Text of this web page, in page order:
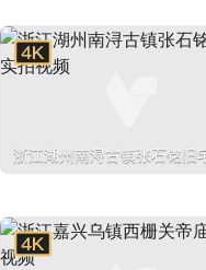
浙江湖州南浔古镇张石铭旧